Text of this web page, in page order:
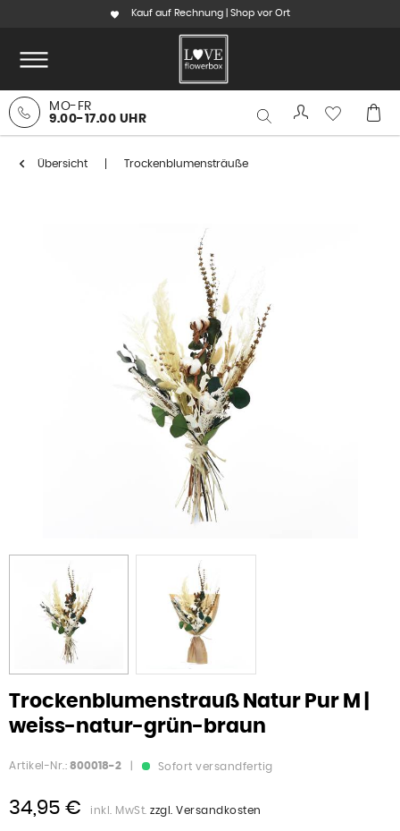
Kauf auf Rechnung | Shop vor Ort
MO-FR
9.00-17.00 UHR
Übersicht Trockenblumensträuße
Trockenblumenstrauß Natur Pur M |
weiss-natur-grün-braun
Artikel-Nr.: 800018-2 Sofort versandfertig
34,95 € inkl. MwSt. zzgl. Versandkosten